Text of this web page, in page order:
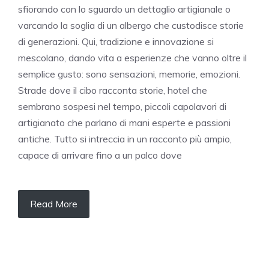
sfiorando con lo sguardo un dettaglio artigianale o
varcando la soglia di un albergo che custodisce storie
di generazioni. Qui, tradizione e innovazione si
mescolano, dando vita a esperienze che vanno oltre il
semplice gusto: sono sensazioni, memorie, emozioni.
Strade dove il cibo racconta storie, hotel che
sembrano sospesi nel tempo, piccoli capolavori di
artigianato che parlano di mani esperte e passioni
antiche. Tutto si intreccia in un racconto più ampio,
capace di arrivare fino a un palco dove
Read More